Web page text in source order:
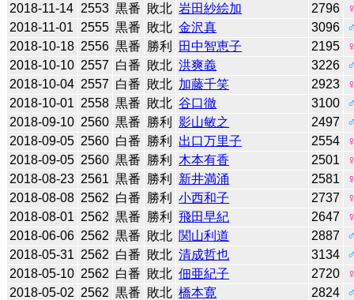
2018-11-14 2553 黒番 敗北 岩田紗絵加 2796
2018-11-01
2555 黒番 敗北 金沢真 3096
2018-10-18 2556 黒番 勝利 田中智恵子 2195
2018-10-10 2557 白番 敗北 洪爽義 3226
2018-10-04 2557 白番 敗北 加藤千笑 2923
2018-10-01 2558 黒番 敗北 谷口徹 3100
2018-09-10 2560 黒番 勝利 影山敏之 2497
2018-09-05 2560 白番 勝利 出口万里子 2554
2018-09-05 2560 黒番 勝利 木本有香 2501
2018-08-23 2561 黒番 勝利 新井満涌 2581
2018-08-08 2562 白番 勝利 小西和子 2737
2018-08-01 2562 黒番 勝利 飛田早紀 2647
2018-06-06 2562 黒番 敗北 関山利道 2887
2018-05-31 2562 白番 敗北 清成哲也 3134
2018-05-10 2562 白番 敗北 佃亜紀子 2720
2018-05-02 2562 黒番 敗北 橋本寛 2824